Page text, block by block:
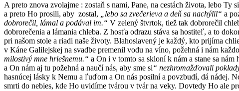
A preto znova zvolajme : zostaň s nami, Pane, na cestách života, lebo
a preto Ho prosili, aby zostal,
„lebo sa zvečerieva a deň sa nachýlil“ a
dobrorečil, lámal a podával im.“ V zelený štvrtok, tiež tak dobrorečil
dobrorečenia a lámania chleba. Z hosťa odrazu stáva sa hostiteľ, a to
pri našom stole a riadi naše životy. Blahoslavený je každý, kto prijíma
v Káne Galilejskej na svadbe premenil vodu na víno, požehná i nám
milostivý mne hriešnemu.“ a On i v tomto sa skloní k nám a stane sa
a On nám aj tu požehná a naučí nás, aby sme si“ nezhromažďovali
hasnúcej lásky k Nemu a ľuďom a On nás posilní a povzbudí, dá nádej.
smrti do nebies, kde Ho uvidíme tvárou v tvár na veky. Dovtedy Ho ale